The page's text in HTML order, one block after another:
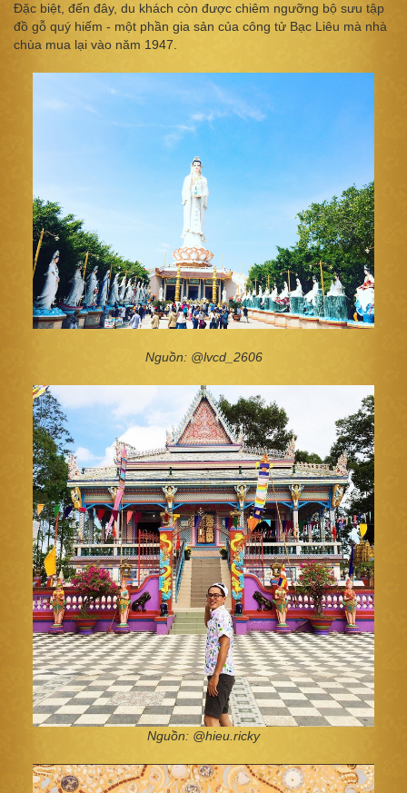
Đặc biệt, đến đây, du khách còn được chiêm ngưỡng bộ sưu tập
đồ gỗ quý hiếm - một phần gia sản của công tử Bạc Liêu mà nhà
chùa mua lại vào năm 1947.
Nguồn: @lvcd_2606
Nguồn: @hieu.ricky